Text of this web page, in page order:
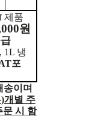
제품
원
, 1L 냉
포
송이며
)개별 주
문 시 함